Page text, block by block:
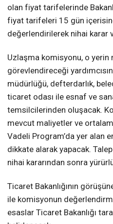
olan fiyat tarifelerinde
fiyat tarifeleri 15 gün
değerlendirilerek nihai karar
Uzlaşma komisyonu, o yerin
görevlendireceği
müdürlüğü, defterdarlık,
ticaret odası ile esnaf ve
temsilcilerinden oluşacak.
mevcut maliyetler ve
Vadeli Program’da yer alan
dikkate alarak yapacak.
nihai kararından sonra
Ticaret Bakanlığının
ile komisyonun
esaslar Ticaret Bakanlığı